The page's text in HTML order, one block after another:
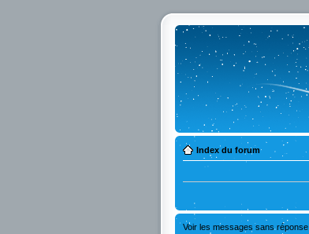
Index du forum
Voir les messages sans réponse